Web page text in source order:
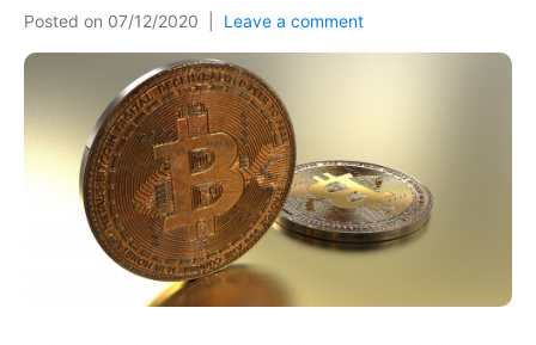
Posted on 07/12/2020 Leave a comment